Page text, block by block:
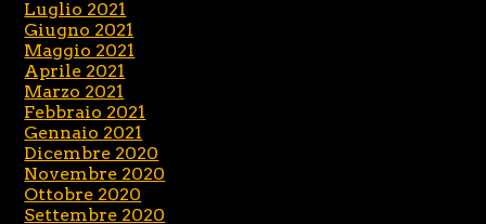
Luglio 2021
Giugno 2021
Maggio 2021
Aprile 2021
Marzo 2021
Febbraio 2021
Gennaio 2021
Dicembre 2020
Novembre 2020
Ottobre 2020
Settembre 2020